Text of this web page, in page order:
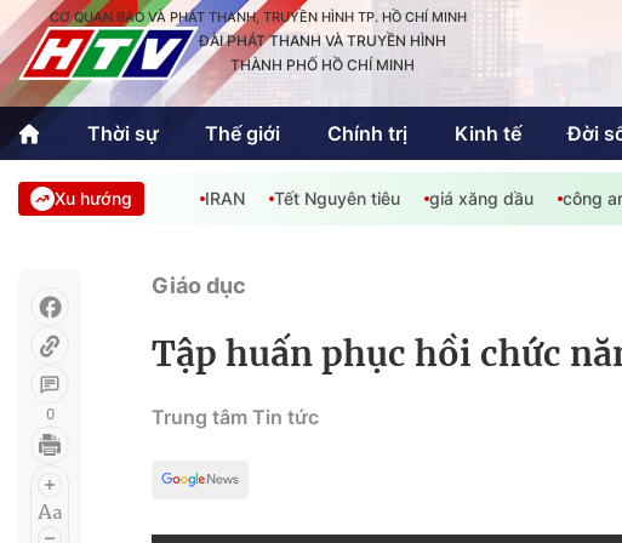
CƠ QUAN BÁO VÀ PHÁT THANH, TRUYỀN HÌNH TP. HỒ CHÍ MINH
ĐÀI PHÁT THANH VÀ TRUYỀN HÌNH
THÀNH PHỐ HỒ CHÍ MINH
Thời sự Thế giới Chính trị Kinh tế Đời
Thời sự
Thể thao
Quốc tế
Văn hóa - Giải trí
An Sinh
Công nghệ
Xu hướng IRAN Tết Nguyên tiêu giá xăng dầu công
0
Giáo dục
Tập huấn phục hồi chức
Trung tâm Tin tức